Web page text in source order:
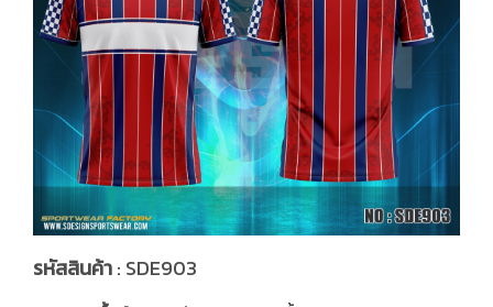
รหัสสินค้า: SDE903